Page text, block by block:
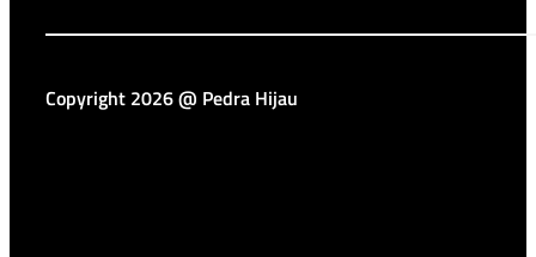
Copyright 2026 @ Pedra Hijau